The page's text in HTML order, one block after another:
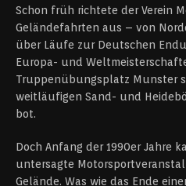
Schon früh richtete der Verein
Geländefahrten aus – von
über Läufe zur Deutschen
Europa- und
Truppenübungsplatz Munster
weitläufigen Sand- und
bot.
Doch Anfang der 1990er Jahre
untersagte
Gelände. Was wie das Ende